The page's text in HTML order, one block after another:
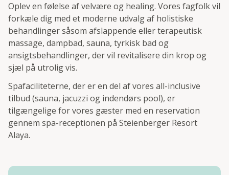
Oplev en følelse af velvære og healing. Vores fagfolk vil
forkæle dig med et moderne udvalg af holistiske
behandlinger såsom afslappende eller terapeutisk
massage, dampbad, sauna, tyrkisk bad og
ansigtsbehandlinger, der vil revitalisere din krop og
sjæl på utrolig vis.
Spafaciliteterne, der er en del af vores all-inclusive
tilbud (sauna, jacuzzi og indendørs pool), er
tilgængelige for vores gæster med en reservation
gennem spa-receptionen på Steienberger Resort
Alaya.